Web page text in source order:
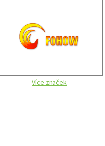
Více značek